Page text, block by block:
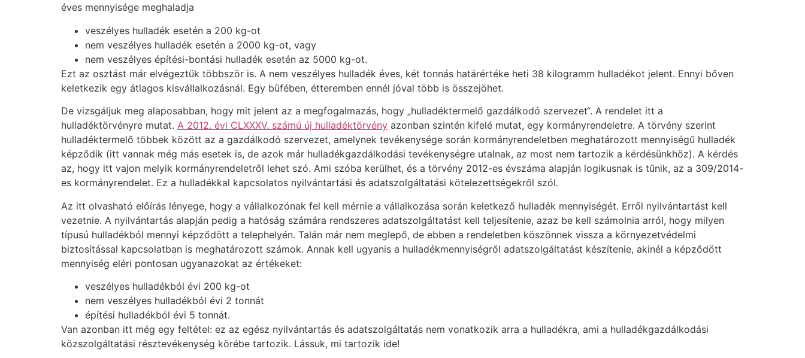
éves mennyisége meghaladja
veszélyes hulladék esetén a 200 kg-ot
nem veszélyes hulladék esetén a 2000 kg-ot, vagy
nem veszélyes építési-bontási hulladék esetén az 5000 kg-ot.
Ezt az osztást már elvégeztük többször is. A nem veszélyes hulladék éves, két tonnás határértéke heti 38 kilogramm hulladékot jelent. Ennyi bőven
keletkezik egy átlagos kisvállalkozásnál. Egy büfében, étteremben ennél jóval több is összejöhet.
De vizsgáljuk meg alaposabban, hogy mit jelent az a megfogalmazás, hogy „hulladéktermelő gazdálkodó szervezet“. A rendelet itt a
hulladéktörvényre mutat. A 2012. évi CLXXXV. számú új hulladéktörvény azonban szintén kifelé mutat, egy kormányrendeletre. A törvény szerint
hulladéktermelő többek között az a gazdálkodó szervezet, amelynek tevékenysége során kormányrendeletben meghatározott mennyiségű hulladék
képződik (itt vannak még más esetek is, de azok már hulladékgazdálkodási tevékenységre utalnak, az most nem tartozik a kérdésünkhöz). A kérdés
az, hogy itt vajon melyik kormányrendeletről lehet szó. Ami szóba kerülhet, és a törvény 2012-es évszáma alapján logikusnak is tűnik, az a 309/2014-
es kormányrendelet. Ez a hulladékkal kapcsolatos nyilvántartási és adatszolgáltatási kötelezettségekről szól.
Az itt olvasható előírás lényege, hogy a vállalkozónak fel kell mérnie a vállalkozása során keletkező hulladék mennyiségét. Erről nyilvántartást kell
vezetnie. A nyilvántartás alapján pedig a hatóság számára rendszeres adatszolgáltatást kell teljesítenie, azaz be kell számolnia arról, hogy milyen
típusú hulladékból mennyi képződött a telephelyén. Talán már nem meglepő, de ebben a rendeletben köszönnek vissza a környezetvédelmi
biztosítással kapcsolatban is meghatározott számok. Annak kell ugyanis a hulladékmennyiségről adatszolgáltatást készítenie, akinél a képződött
mennyiség eléri pontosan ugyanazokat az értékeket:
veszélyes hulladékból évi 200 kg-ot
nem veszélyes hulladékból évi 2 tonnát
építési hulladékból évi 5 tonnát.
Van azonban itt még egy feltétel: ez az egész nyilvántartás és adatszolgáltatás nem vonatkozik arra a hulladékra, ami a hulladékgazdálkodási
közszolgáltatási résztevékenység körébe tartozik. Lássuk, mi tartozik ide!